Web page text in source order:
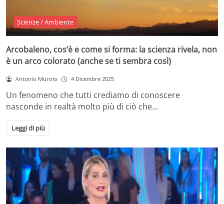
Scienze / Ambiente
Arcobaleno, cos’è e come si forma: la scienza rivela, non
è un arco colorato (anche se ti sembra così)
Antonio Murolo 4 Dicembre 2025
Un fenomeno che tutti crediamo di conoscere
nasconde in realtà molto più di ciò che…
Leggi di più